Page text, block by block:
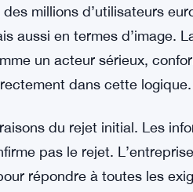
exchange au monde par
millions d’utilisateurs